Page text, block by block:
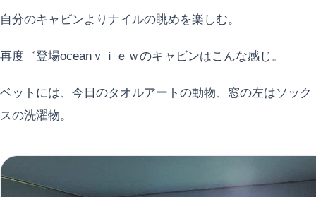
自分のキャビンよりナイルの眺めを楽しむ。
再度゛登場oceanｖｉｅｗのキャビンはこんな感じ。
ベットには、今日のタオルアートの動物、窓の左はソック
スの洗濯物。